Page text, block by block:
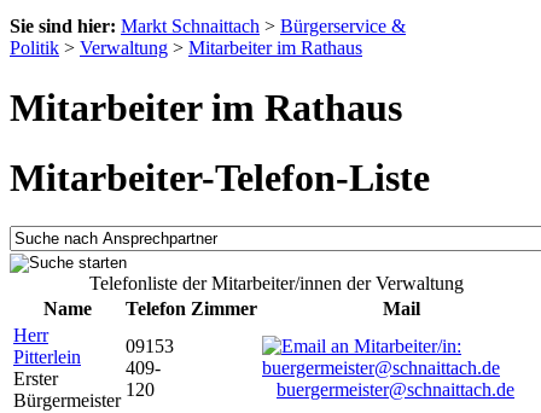
Sie sind hier: Markt Schnaittach > Bürgerservice &
Politik > Verwaltung > Mitarbeiter im Rathaus
Mitarbeiter im Rathaus
Mitarbeiter-Telefon-Liste
Telefonliste der Mitarbeiter/innen der Verwaltung
Name
Telefon Zimmer
Mail
Herr
Pitterlein
Erster
Bürgermeister
09153
409-
120
buergermeister@schnaittach.de